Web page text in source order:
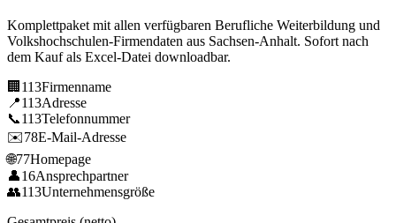
Komplettpaket mit allen verfügbaren Berufliche Weiterbildung und
Volkshochschulen-Firmendaten aus Sachsen-Anhalt. Sofort nach
dem Kauf als Excel-Datei downloadbar.
🏢 113Firmenname
📍113Adresse
📞113Telefonnummer
✉️78E-Mail-Adresse
🌐77Homepage
👤16Ansprechpartner
👥113Unternehmensgröße